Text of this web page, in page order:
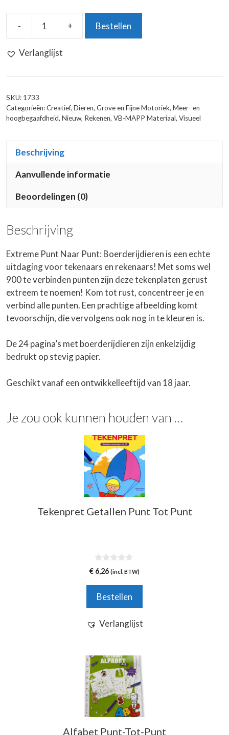
-
Extreme
+ Bestellen
Verlanglijst
SKU: 1733
Categorieën:Creatief, Dieren, Grove en Fijne Motoriek, Meer- en
hoogbegaafdheid, Nieuw, Rekenen, VB-MAPP Materiaal, Visueel
Beschrijving
Aanvullende informatie
Beoordelingen (0)
Beschrijving
Extreme Punt Naar Punt: Boerderijdieren is een echte
uitdaging voor tekenaars en rekenaars! Met soms wel
900 te verbinden punten zijn deze tekenplaten gerust
extreem te noemen! Kom tot rust, concentreer je en
verbind alle punten. Een prachtige afbeelding komt
tevoorschijn, die vervolgens ook nog in te kleuren is.
De 24 pagina’s met boerderijdieren zijn enkelzijdig
bedrukt op stevig papier.
Geschikt vanaf een ontwikkelleeftijd van 18 jaar.
Je zou ook kunnen houden van …
Tekenpret Getallen Punt Tot Punt
0
v
5
€ 6,26 (incl. BTW)
Bestellen
Verlanglijst
Alfabet Punt-Tot-Punt